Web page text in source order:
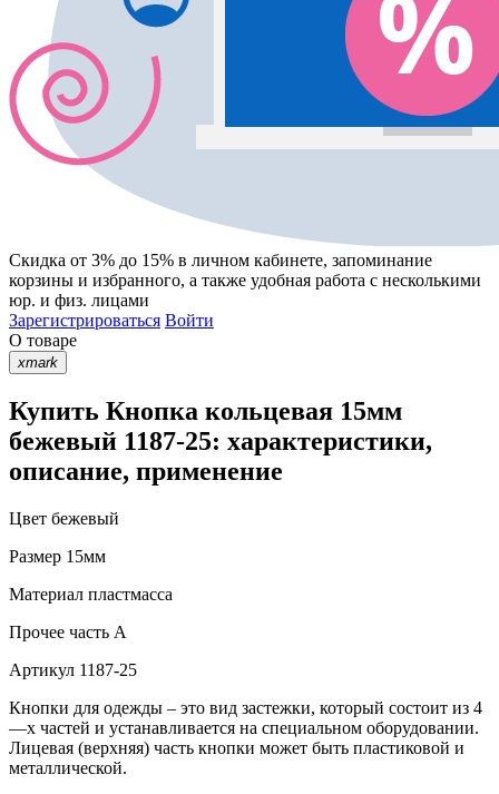
Скидка от 3% до 15% в личном кабинете, запоминание
корзины и избранного, а также удобная работа с несколькими
юр. и физ. лицами
Зарегистрироваться Войти
О товаре
xmark
Купить Кнопка кольцевая 15мм
бежевый 1187-25: характеристики,
описание, применение
Цвет бежевый
Размер 15мм
Материал пластмасса
Прочее часть А
Артикул 1187-25
Кнопки для одежды – это вид застежки, который состоит из 4
—х частей и устанавливается на специальном оборудовании.
Лицевая (верхняя) часть кнопки может быть пластиковой и
металлической.